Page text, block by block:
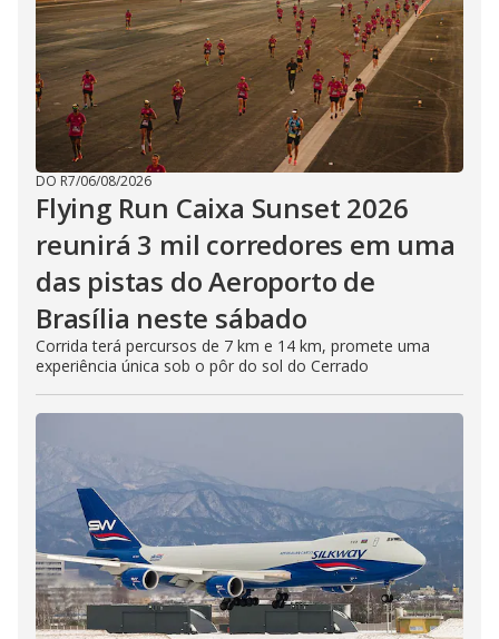
DO R7/06/08/2026
Flying Run Caixa Sunset 2026
reunirá 3 mil corredores em uma
das pistas do Aeroporto de
Brasília neste sábado
Corrida terá percursos de 7 km e 14 km, promete uma
experiência única sob o pôr do sol do Cerrado